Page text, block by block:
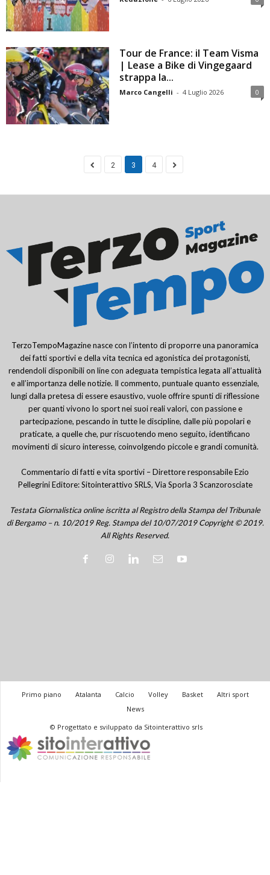
Tour de France: il Team Visma
| Lease a Bike di Vingegaard
strappa la...
Marco Cangelli - 4 Luglio 2026 0
2 3 4
TerzoTempoMagazine nasce con l’intento di proporre una panoramica
dei fatti sportivi e della vita tecnica ed agonistica dei protagonisti,
rendendoli disponibili on line con adeguata tempistica legata all’attualità
e all’importanza delle notizie. Il commento, puntuale quanto essenziale,
lungi dalla pretesa di essere esaustivo, vuole offrire spunti di riflessione
per quanti vivono lo sport nei suoi reali valori, con passione e
partecipazione, pescando in tutte le discipline, dalle più popolari e
praticate, a quelle che, pur riscuotendo meno seguito, identificano
movimenti di sicuro interesse, coinvolgendo piccole e grandi comunità.
Commentario di fatti e vita sportivi – Direttore responsabile Ezio
Pellegrini Editore: Sitointerattivo SRLS, Via Sporla 3 Scanzorosciate
Testata Giornalistica online iscritta al Registro della Stampa del Tribunale
di Bergamo – n. 10/2019 Reg. Stampa del 10/07/2019 Copyright © 2019.
All Rights Reserved.
Primo piano Atalanta Calcio Volley Basket
Altri sport
News
© Progettato e sviluppato da Sitointerattivo srls